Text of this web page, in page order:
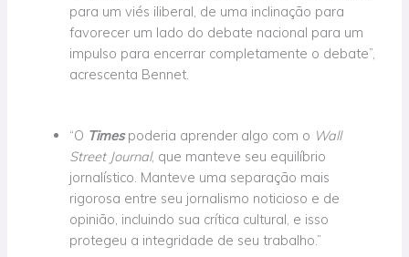
para um viés iliberal, de uma inclinação para
favorecer um lado do debate nacional para um
impulso para encerrar completamente o debate”,
acrescenta Bennet.
“O Timespoderia aprender algo com o Wall
Street Journal, que manteve seu equilíbrio
jornalístico. Manteve uma separação mais
rigorosa entre seu jornalismo noticioso e de
opinião, incluindo sua crítica cultural, e isso
protegeu a integridade de seu trabalho.”